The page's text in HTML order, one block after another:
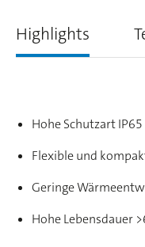
Highlights
Hohe Schutzart IP65
Flexible und
Geringe
Hohe Lebensdauer